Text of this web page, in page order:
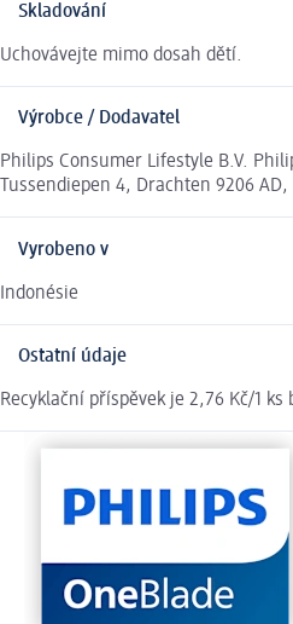
Skladování
Uchovávejte mimo dosah dětí.
Výrobce / Dodavatel
Philips Consumer Lifestyle B.V.
Tussendiepen 4, Drachten 9206
Vyrobeno v
Indonésie
Ostatní údaje
Recyklační příspěvek je 2,76 Kč/1 ks